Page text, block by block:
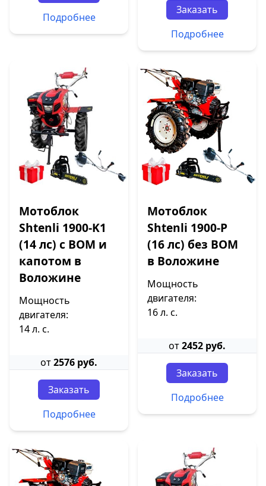
Подробнее
Заказать
Подробнее
Мотоблок
Shtenli 1900-K1
(14 лс) с ВОМ и
капотом в
Воложине
Мощность
двигателя:
14 л. с.
от2576 руб.
Заказать
Подробнее
Мотоблок
Shtenli 1900-P
(16 лс) без ВОМ
в Воложине
Мощность
двигателя:
16 л. с.
от2452 руб.
Заказать
Подробнее